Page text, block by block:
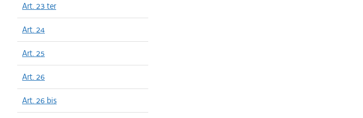
Art. 23 ter
Art. 24
Art. 25
Art. 26
Art. 26 bis